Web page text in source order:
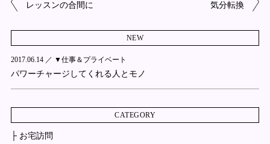
レッスンの合間に 気分転換
NEW
2017.06.14 ／ ▼仕事＆プライベート
パワーチャージしてくれる人とモノ
CATEGORY
├ お宅訪問